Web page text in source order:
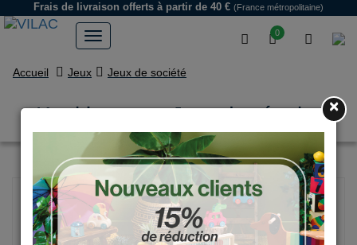
0
Frais de livraison offerts à partir de 40 € (France métropolitaine)
Accueil Jeux Jeux de société
Keskipouss - Jour de récolte ×